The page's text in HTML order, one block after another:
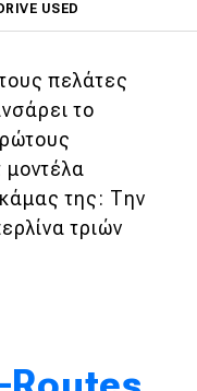
USED
πελάτες
το
της: Την
τριών